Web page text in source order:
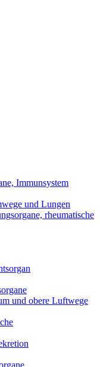
Immunsystem
und Lungen
rheumatische
und obere Luftwege